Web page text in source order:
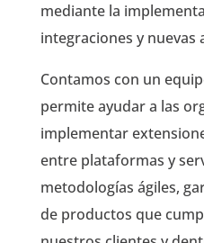
mediante la
integraciones y nuevas
Contamos con un
permite ayudar a las
implementar
entre plataformas y
metodologías ágiles,
de productos que